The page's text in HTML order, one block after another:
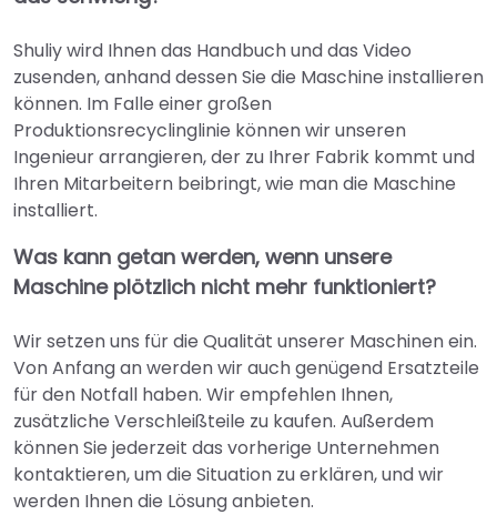
Shuliy wird Ihnen das Handbuch und das Video
zusenden, anhand dessen Sie die Maschine installieren
können. Im Falle einer großen
Produktionsrecyclinglinie können wir unseren
Ingenieur arrangieren, der zu Ihrer Fabrik kommt und
Ihren Mitarbeitern beibringt, wie man die Maschine
installiert.
Was kann getan werden, wenn unsere
Maschine plötzlich nicht mehr funktioniert?
Wir setzen uns für die Qualität unserer Maschinen ein.
Von Anfang an werden wir auch genügend Ersatzteile
für den Notfall haben. Wir empfehlen Ihnen,
zusätzliche Verschleißteile zu kaufen. Außerdem
können Sie jederzeit das vorherige Unternehmen
kontaktieren, um die Situation zu erklären, und wir
werden Ihnen die Lösung anbieten.